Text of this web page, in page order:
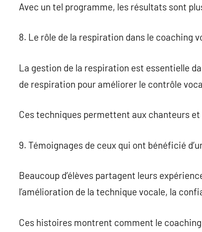
Avec un tel programme, les résultats sont
8. Le rôle de la respiration dans le coaching
La gestion de la respiration est essentielle
de respiration pour améliorer le contrôle
Ces techniques permettent aux chanteurs
9. Témoignages de ceux qui ont bénéficié
Beaucoup d’élèves partagent leurs
l’amélioration de la technique vocale, la
Ces histoires montrent comment le